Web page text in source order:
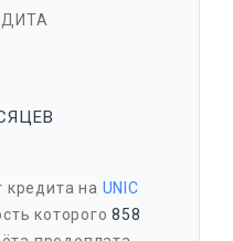
кредита на UNIC
которого858